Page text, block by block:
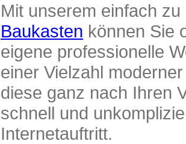
Mit unserem einfach
Baukasten können Sie
eigene professionelle
einer Vielzahl
diese ganz nach Ihren
schnell und
Internetauftritt.